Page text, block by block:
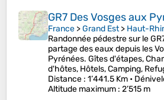
GR7 Des Vosges aux
France >Grand Est> Haut-
Randonnée pédestre sur le
partage des eaux depuis les
Pyrénées. Gîtes d'étapes,
d'hôtes, Hôtels, Camping,
Distance : 1’441.5 Km •
Altitude maximum : 2’515 m